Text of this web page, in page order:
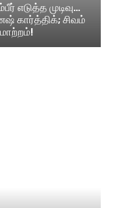
எடுத்த முடிவு…
கார்த்திக்; சிவம்